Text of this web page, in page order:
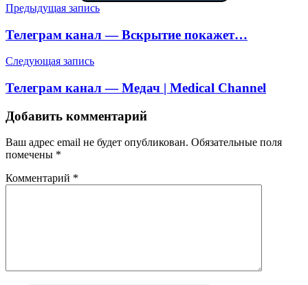
Навигация
по
записям
Предыдущая запись
Телеграм канал — Вскрытие покажет…
Следующая запись
Телеграм канал — Медач | Medical Channel
Добавить комментарий
Ваш адрес email не будет опубликован. Обязательные поля
помечены *
Комментарий *